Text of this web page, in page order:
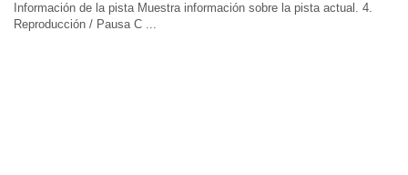
Información de la pista Muestra información sobre la pista actual. 4.
Reproducción / Pausa C ...